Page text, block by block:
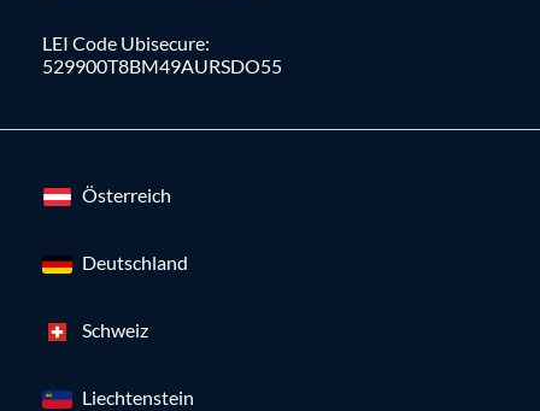
LEI Code Ubisecure:
529900T8BM49AURSDO55
Österreich
Deutschland
Schweiz
Liechtenstein